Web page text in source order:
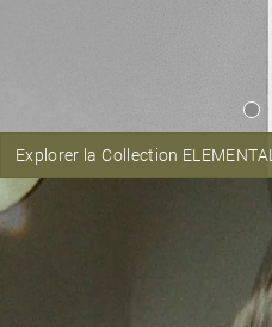
Explorer la Collection ELEMENTAL